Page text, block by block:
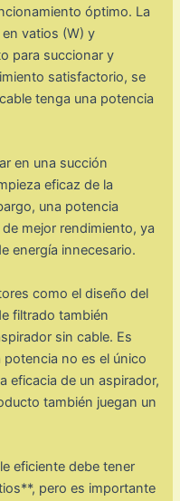
óptimo. La
vatios (W) y
para succionar y
satisfactorio, se
tenga una potencia
en una succión
eficaz de la
una potencia
mejor rendimiento, ya
energía innecesario.
como el diseño del
filtrado también
sin cable. Es
no es el único
eficacia de un aspirador,
también juegan un
eficiente debe tener
pero es importante